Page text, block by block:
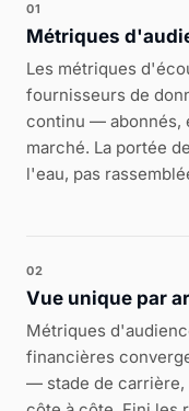
01
Métriques
Les métriques
fournisseurs de
continu — abonnés,
marché. La portée
l'eau, pas
02
Vue unique par
Métriques
financières
— stade de carrière,